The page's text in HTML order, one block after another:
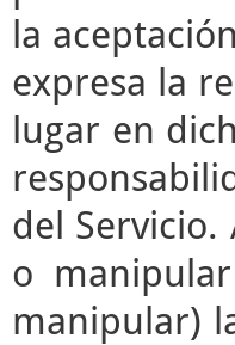
la
expresa la
lugar en
del
o
manipular)